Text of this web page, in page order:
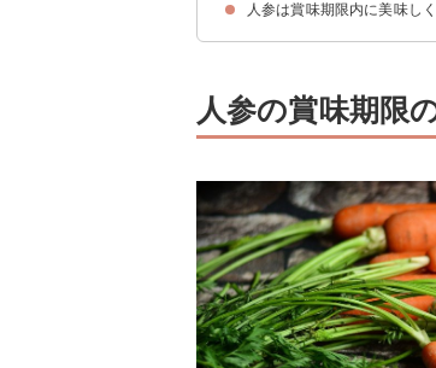
冷凍保存がおすすめ
人参は賞味期限内に美味し
人参の賞味期限